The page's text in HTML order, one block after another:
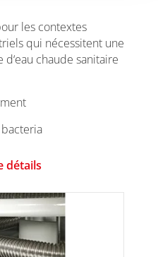
les contextes
qui nécessitent une
chaude sanitaire
détails